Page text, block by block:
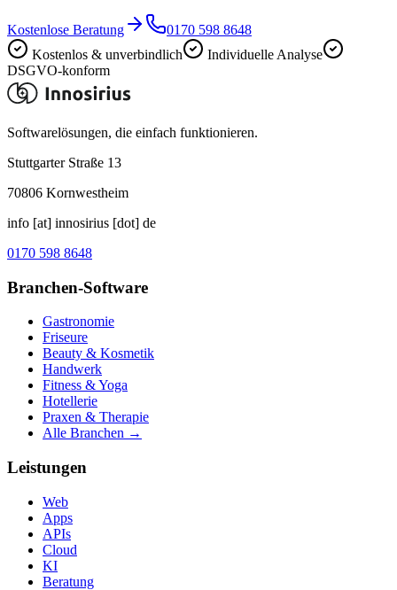
Kostenlose Beratung
0170 598 8648
Kostenlos & unverbindlich
Individuelle Analyse
DSGVO-konform
Softwarelösungen, die einfach funktionieren.
Stuttgarter Straße 13
70806 Kornwestheim
info [at] innosirius [dot] de
0170 598 8648
Branchen-Software
Gastronomie
Friseure
Beauty & Kosmetik
Handwerk
Fitness & Yoga
Hotellerie
Praxen & Therapie
Alle Branchen →
Leistungen
Web
Apps
APIs
Cloud
KI
Beratung